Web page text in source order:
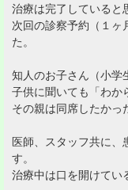
治療は完了していると
次回の診察予約（１ヶ
た。
知人のお子さん（小学
子供に聞いても「わか
その親は同席したかっ
医師、スタッフ共に、
す。
治療中は口を開けてい